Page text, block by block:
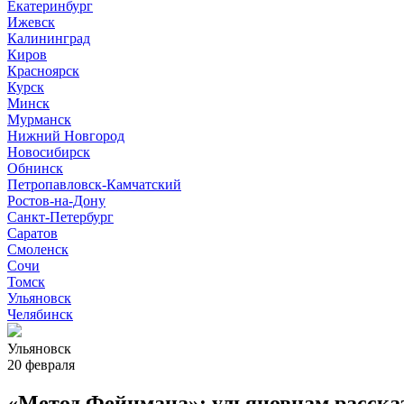
Екатеринбург
Ижевск
Калининград
Киров
Красноярск
Курск
Минск
Мурманск
Нижний Новгород
Новосибирск
Обнинск
Петропавловск-Камчатский
Ростов-на-Дону
Санкт-Петербург
Саратов
Смоленск
Сочи
Томск
Ульяновск
Челябинск
Ульяновск
20 февраля